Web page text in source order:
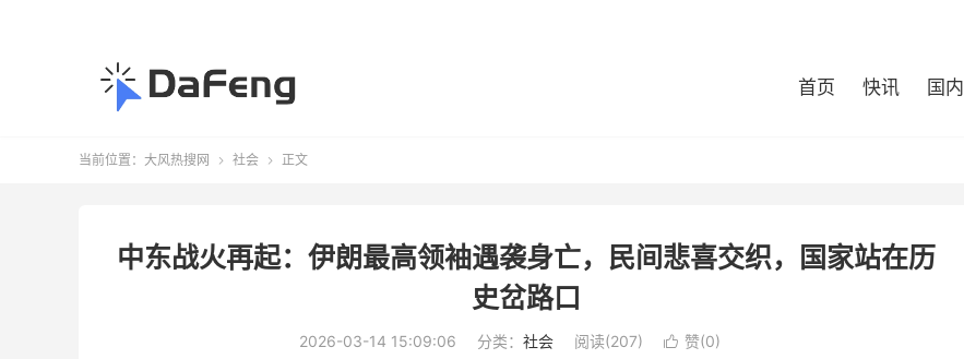
首页 快讯 国内
当前位置： 大风热搜网  社会  正文
中东战火再起：伊朗最高领袖遇袭身亡，民间悲喜交织，国家站在历
史岔路口
2026-03-14 15:09:06 分类： 社会 阅读(207)  赞(0)